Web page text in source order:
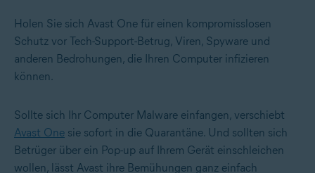
Holen Sie sich Avast One für einen kompromisslosen
Schutz vor Tech-Support-Betrug, Viren, Spyware und
anderen Bedrohungen, die Ihren Computer infizieren
können.
Sollte sich Ihr Computer Malware einfangen, verschiebt
Avast One sie sofort in die Quarantäne. Und sollten sich
Betrüger über ein Pop-up auf Ihrem Gerät einschleichen
wollen, lässt Avast ihre Bemühungen ganz einfach